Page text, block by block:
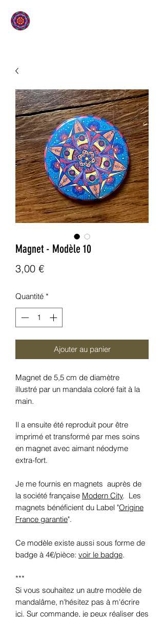
Magnet - Modèle 10
3,00 €Prix
Quantité *
Ajouter au panier
Magnet de 5,5 cm de diamètre
illustré par un mandala coloré fait à la
main.
Il a ensuite été reproduit pour être
imprimé et transformé par mes soins
en magnet avec aimant néodyme
extra-fort.
Je me fournis en magnets auprès de
la société française Modern City. Les
magnets bénéficient du Label "Origine
France garantie".
Ce modèle existe aussi sous forme de
badge à 4€/pièce: voir le badge.
***
Si vous souhaitez un autre modèle de
mandalâme, n'hésitez pas à m'écrire
ici. Sur commande, je peux réaliser des